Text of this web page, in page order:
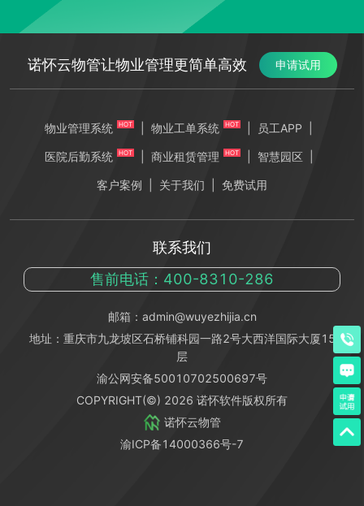
诺怀云物管让物业管理更简单高效 申请试用
物业管理系统 HOT 物业工单系统 HOT 员工APP
医院后勤系统 HOT 商业租赁管理 HOT 智慧园区
客户案例 关于我们 免费试用
联系我们
售前电话：400-8310-286
邮箱：admin@wuyezhijia.cn
地址：重庆市九龙坡区石桥铺科园一路2号大西洋国际大厦15
层
渝公网安备50010702500697号
COPYRIGHT(©) 2026 诺怀软件版权所有
诺怀云物管
渝ICP备14000366号-7